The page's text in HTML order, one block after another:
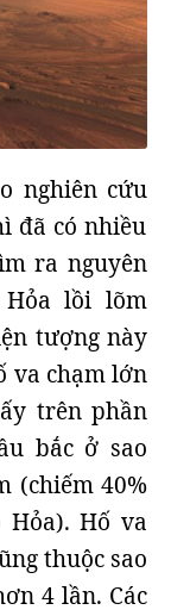
nghiên cứu
đã có nhiều
ra nguyên
lồi lõm
tượng này
va chạm lớn
trên phần
bắc ở sao
(chiếm 40%
Hố va
thuộc sao
4 lần. Các